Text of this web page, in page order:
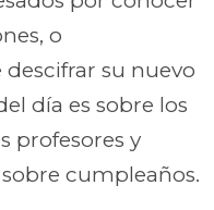
o
su nuevo
día es sobre los
profesores y
cumpleaños.